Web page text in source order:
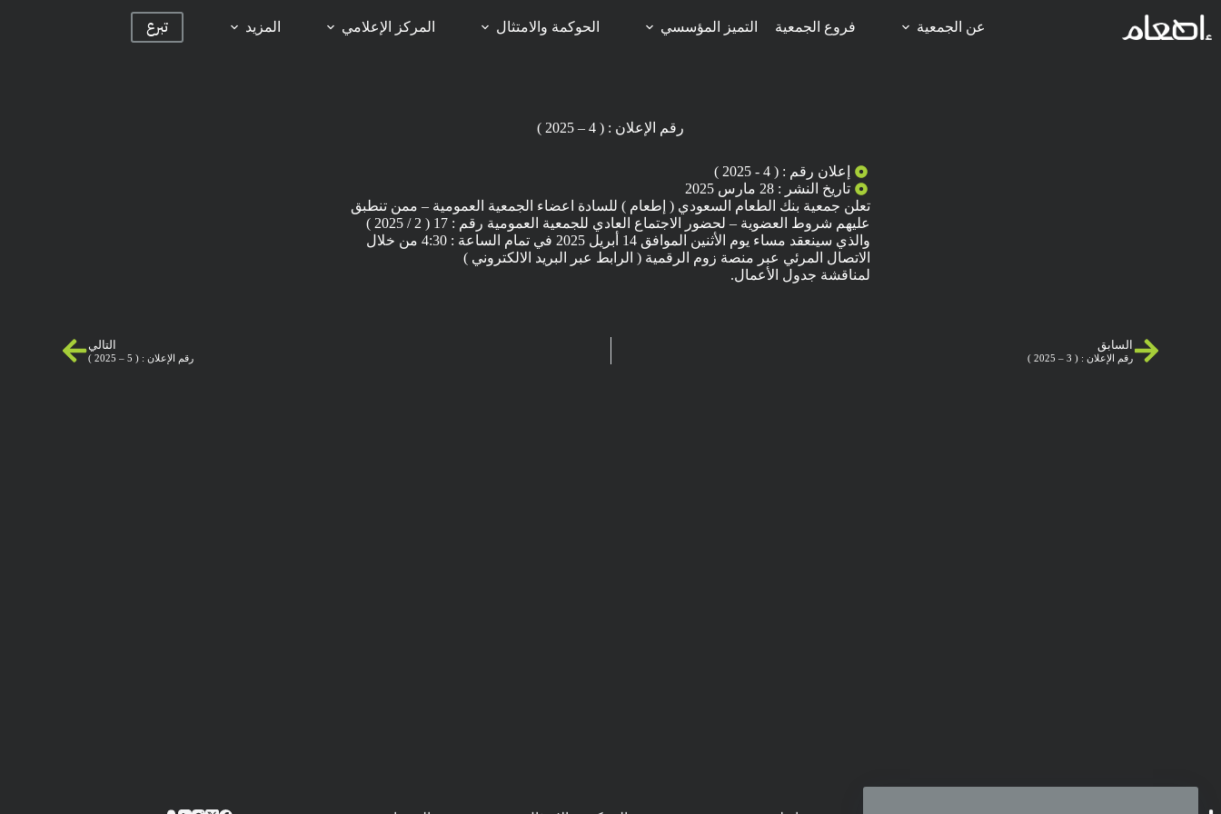
عن الجمعية فروع الجمعية التميز المؤسسي الحوكمة والامتثال المركز الإعلامي المزيد تبرع
رقم الإعلان : ( 4 – 2025 )
إعلان رقم : ( 4 - 2025 )
تاريخ النشر : 28 مارس 2025
تعلن جمعية بنك الطعام السعودي ( إطعام ) للسادة اعضاء الجمعية العمومية – ممن تنطبق
عليهم شروط العضوية – لحضور الاجتماع العادي للجمعية العمومية رقم : 17 ( 2 / 2025 )
والذي سينعقد مساء يوم الأثنين الموافق 14 أبريل 2025 في تمام الساعة : 4:30 من خلال
الاتصال المرئي عبر منصة زوم الرقمية ( الرابط عبر البريد الالكتروني )
لمناقشة جدول الأعمال.
السابق
رقم الإعلان : ( 3 – 2025 )
التالي
رقم الإعلان : ( 5 – 2025 )